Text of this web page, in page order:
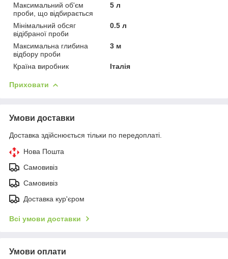
Максимальний об'єм
проби, що відбирається
5 л
Мінімальний обсяг
відібраної проби
0.5 л
Максимальна глибина
відбору проби
3 м
Країна виробник Італія
Приховати
Умови доставки
Доставка здійснюється тільки по передоплаті.
Нова Пошта
Самовивіз
Самовивіз
Доставка кур'єром
Всі умови доставки
Умови оплати